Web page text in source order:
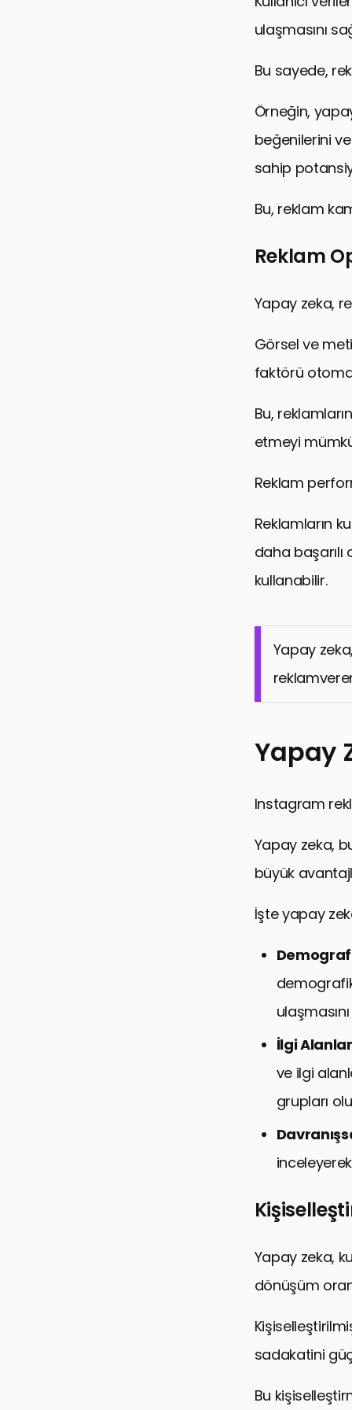
ulaşmasını
Bu sayede,
Örneğin,
beğenilerini
sahip
Bu, reklam
Reklam
Yapay zeka,
Görsel ve
faktörü
Bu,
etmeyi
Reklam
Reklamların
daha
kullanabilir.
Yapay
Yapay
Instagram
Yapay zeka,
büyük
İşte yapay
İlgi
ve ilgi
grupları
Yapay zeka,
dönüşüm
sadakatini
Bu